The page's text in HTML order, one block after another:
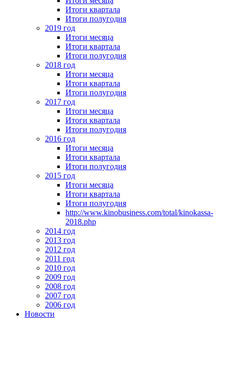
Итоги квартала
Итоги полугодия
2019 год
Итоги месяца
Итоги квартала
Итоги полугодия
2018 год
Итоги месяца
Итоги квартала
Итоги полугодия
2017 год
Итоги месяца
Итоги квартала
Итоги полугодия
2016 год
Итоги месяца
Итоги квартала
Итоги полугодия
2015 год
Итоги месяца
Итоги квартала
Итоги полугодия
http://www.kinobusiness.com/total/kinokassa-
2018.php
2014 год
2013 год
2012 год
2011 год
2010 год
2009 год
2008 год
2007 год
2006 год
Новости